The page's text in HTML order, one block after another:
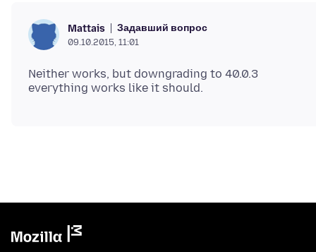
Mattais Задавший вопрос
09.10.2015, 11:01
Neither works, but downgrading to 40.0.3